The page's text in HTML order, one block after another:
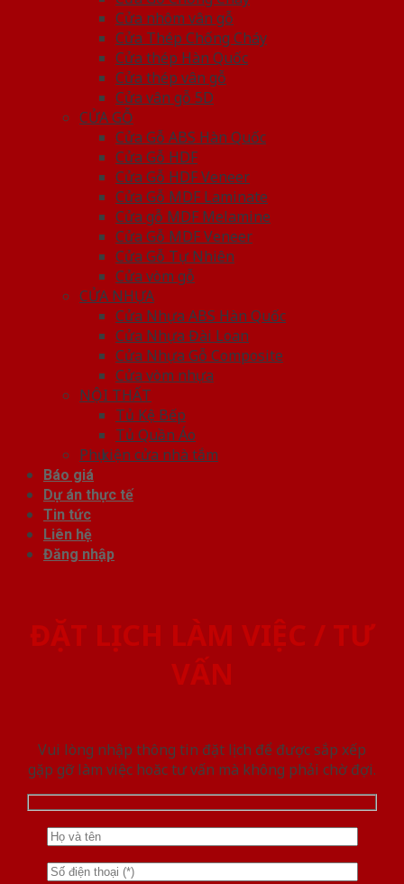
Cửa nhôm vân gỗ
Cửa Thép Chống Cháy
Cửa thép Hàn Quốc
Cửa thép vân gỗ
Cửa vân gỗ 5D
CỬA GỖ
Cửa Gỗ ABS Hàn Quốc
Cửa Gỗ HDF
Cửa Gỗ HDF Veneer
Cửa Gỗ MDF Laminate
Cửa gỗ MDF Melamine
Cửa Gỗ MDF Veneer
Cửa Gỗ Tự Nhiên
Cửa vòm gỗ
CỬA NHỰA
Cửa Nhựa ABS Hàn Quốc
Cửa Nhựa Đài Loan
Cửa Nhựa Gỗ Composite
Cửa vòm nhựa
NỘI THẤT
Tủ Kệ Bếp
Tủ Quần Áo
Phụ kiện cửa nhà tắm
Báo giá
Dự án thực tế
Tin tức
Liên hệ
Đăng nhập
ĐẶT LỊCH LÀM VIỆC / TƯ
VẤN
Vui lòng nhập thông tin đặt lịch để được sắp xếp
gặp gỡ làm việc hoăc tư vấn mà không phải chờ đợi.